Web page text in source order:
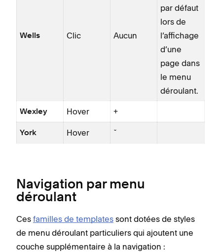
Wells Clic Aucun
par défaut
lors de
l’affichage
d’une
page dans
le menu
déroulant.
Wexley Hover +
York Hover ˇ
Navigation par menu
déroulant
Ces familles de templates sont dotées de styles
de menu déroulant particuliers qui ajoutent une
couche supplémentaire à la navigation :